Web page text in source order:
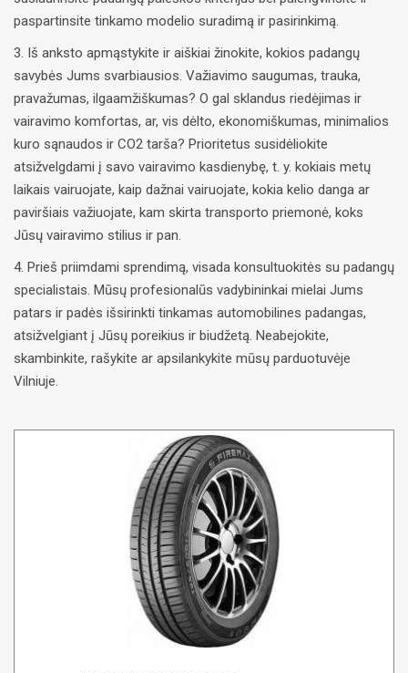
paspartinsite tinkamo modelio suradimą ir pasirinkimą.
3. Iš anksto apmąstykite ir aiškiai žinokite, kokios padangų
savybės Jums svarbiausios. Važiavimo saugumas, trauka,
pravažumas, ilgaamžiškumas? O gal sklandus riedėjimas ir
vairavimo komfortas, ar, vis dėlto, ekonomiškumas, minimalios
kuro sąnaudos ir CO2 tarša? Prioritetus susidėliokite
atsižvelgdami į savo vairavimo kasdienybę, t. y. kokiais metų
laikais vairuojate, kaip dažnai vairuojate, kokia kelio danga ar
paviršiais važiuojate, kam skirta transporto priemonė, koks
Jūsų vairavimo stilius ir pan.
4. Prieš priimdami sprendimą, visada konsultuokitės su padangų
specialistais. Mūsų profesionalūs vadybininkai mielai Jums
patars ir padės išsirinkti tinkamas automobilines padangas,
atsižvelgiant į Jūsų poreikius ir biudžetą. Neabejokite,
skambinkite, rašykite ar apsilankykite mūsų parduotuvėje
Vilniuje.